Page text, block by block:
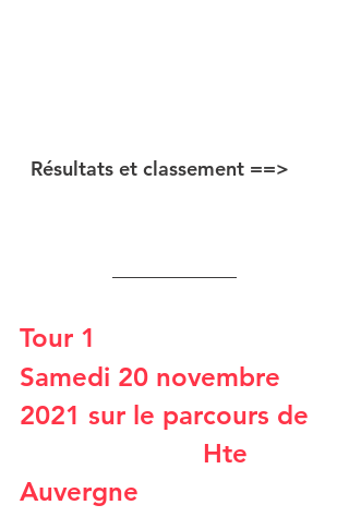
Résultats et classement ==>
Tour 1
Samedi 20 novembre
2021 sur le parcours de
Auvergne